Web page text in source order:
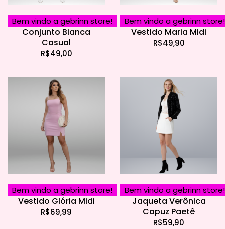
Bem vindo a gebrinn store!
Conjunto Bianca
Casual
R$49,00
Bem vindo a gebrinn store!
Vestido Maria Midi
R$49,90
Bem vindo a gebrinn store!
Vestido Glória Midi
R$69,99
Bem vindo a gebrinn store!
Jaqueta Verônica
Capuz Paetê
R$59,90